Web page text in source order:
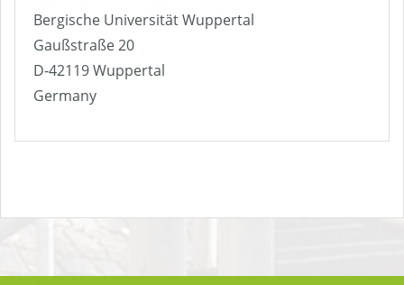
Bergische Universität Wuppertal
Gaußstraße 20
D-42119 Wuppertal
Germany